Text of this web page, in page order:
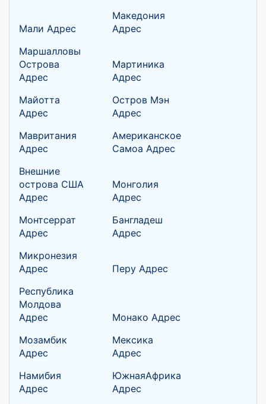
Мали Адрес
Македония
Адрес
Маршалловы
Острова
Адрес
Мартиника
Адрес
Майотта
Адрес
Остров Мэн
Адрес
Мавритания
Адрес
Американское
Самоа Адрес
Внешние
острова США
Адрес
Монголия
Адрес
Монтсеррат
Адрес
Бангладеш
Адрес
Микронезия
Адрес
Перу Адрес
Республика
Молдова
Адрес
Монако Адрес
Мозамбик
Адрес
Мексика
Адрес
Намибия
Адрес
ЮжнаяАфрика
Адрес